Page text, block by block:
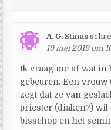
A. G. Stinus
19 mei 2019 om
Ik vraag me af wat in
gebeuren. Een vrouw
zegt dat ze van
priester (diaken?) wil
bisschop en het